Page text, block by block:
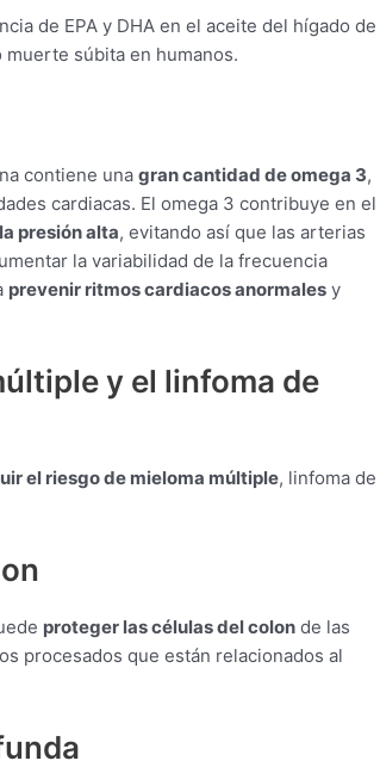
de EPA y DHA en el aceite del hígado de
muerte súbita en humanos.
contiene una gran cantidad de omega 3,
cardiacas. El omega 3 contribuye en el
presión alta, evitando así que las arterias
la variabilidad de la frecuencia
prevenir ritmos cardiacos anormales y
y el linfoma de
el riesgo de mieloma múltiple, linfoma de
proteger las células del colon de las
procesados que están relacionados al